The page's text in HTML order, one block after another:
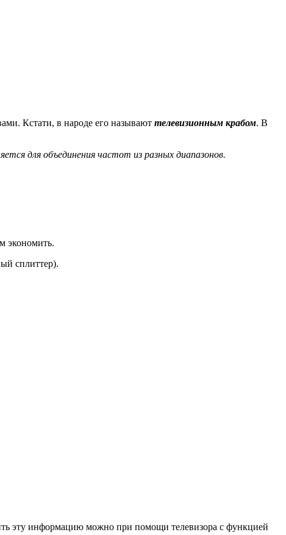
Кстати, в народе его называют телевизионным крабом. В
для объединения частот из разных диапазонов.
экономить.
сплиттер).
эту информацию можно при помощи телевизора с функцией